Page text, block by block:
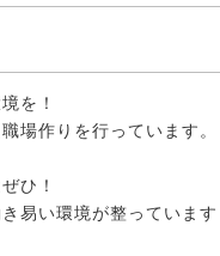
を！
場作りを行っています。
ひ！
易い環境が整っています